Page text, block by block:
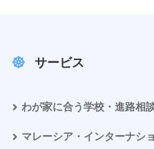
サービス
わが家に合う学校・進路相
マレーシア・インターナシ